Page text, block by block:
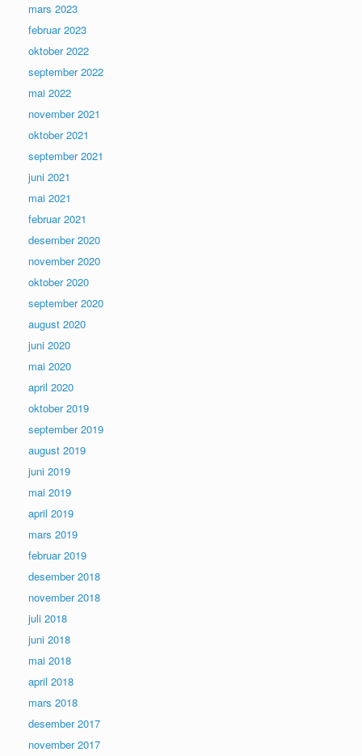
mars 2023
februar 2023
oktober 2022
september 2022
mai 2022
november 2021
oktober 2021
september 2021
juni 2021
mai 2021
februar 2021
desember 2020
november 2020
oktober 2020
september 2020
august 2020
juni 2020
mai 2020
april 2020
oktober 2019
september 2019
august 2019
juni 2019
mai 2019
april 2019
mars 2019
februar 2019
desember 2018
november 2018
juli 2018
juni 2018
mai 2018
april 2018
mars 2018
desember 2017
november 2017